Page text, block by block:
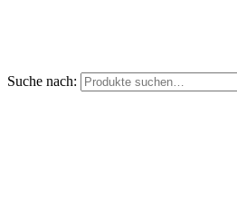
Suche nach: